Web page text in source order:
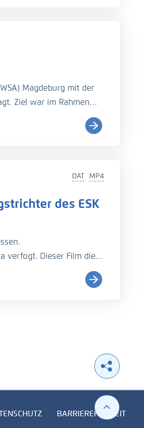
Magdeburg mit der
Ziel war im Rahmen
des
durchgeführt werden.
MP4
DAT
des ESK
verfogt. Dieser Film dient
in die
BARRIEREFREIHEIT